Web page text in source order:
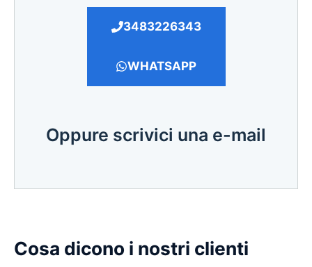
3483226343
WHATSAPP
Oppure scrivici una e-mail
Cosa dicono i nostri clienti